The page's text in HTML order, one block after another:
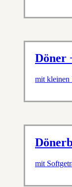
Döner
mit kleinen
mit